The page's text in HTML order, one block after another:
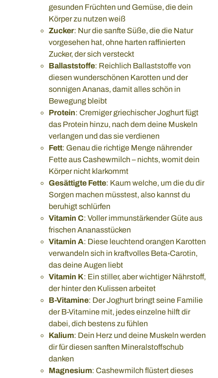
gesunden Früchten und Gemüse, die dein
Körper zu nutzen weiß
Zucker: Nur die sanfte Süße, die die Natur
vorgesehen hat, ohne harten raffinierten
Zucker, der sich versteckt
Ballaststoffe: Reichlich Ballaststoffe von
diesen wunderschönen Karotten und der
sonnigen Ananas, damit alles schön in
Bewegung bleibt
Protein: Cremiger griechischer Joghurt fügt
das Protein hinzu, nach dem deine Muskeln
verlangen und das sie verdienen
Fett: Genau die richtige Menge nährender
Fette aus Cashewmilch – nichts, womit dein
Körper nicht klarkommt
Gesättigte Fette: Kaum welche, um die du dir
Sorgen machen müsstest, also kannst du
beruhigt schlürfen
Vitamin C: Voller immunstärkender Güte aus
frischen Ananasstücken
Vitamin A: Diese leuchtend orangen Karotten
verwandeln sich in kraftvolles Beta-Carotin,
das deine Augen liebt
Vitamin K: Ein stiller, aber wichtiger Nährstoff,
der hinter den Kulissen arbeitet
B-Vitamine: Der Joghurt bringt seine Familie
der B-Vitamine mit, jedes einzelne hilft dir
dabei, dich bestens zu fühlen
Kalium: Dein Herz und deine Muskeln werden
dir für diesen sanften Mineralstoffschub
danken
Magnesium: Cashewmilch flüstert dieses